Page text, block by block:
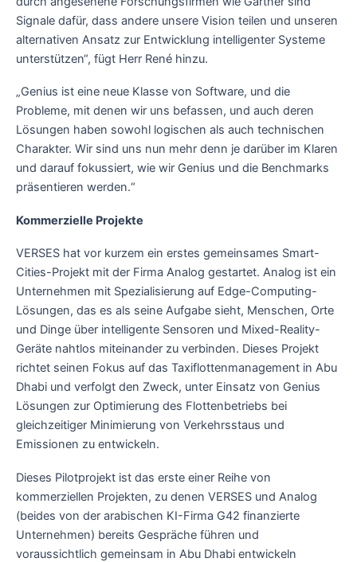
Signale dafür, dass andere unsere Vision teilen und unseren
alternativen Ansatz zur Entwicklung intelligenter Systeme
unterstützen“, fügt Herr René hinzu.
„Genius ist eine neue Klasse von Software, und die
Probleme, mit denen wir uns befassen, und auch deren
Lösungen haben sowohl logischen als auch technischen
Charakter. Wir sind uns nun mehr denn je darüber im Klaren
und darauf fokussiert, wie wir Genius und die Benchmarks
präsentieren werden.“
Kommerzielle Projekte
VERSES hat vor kurzem ein erstes gemeinsames Smart-
Cities-Projekt mit der Firma Analog gestartet. Analog ist ein
Unternehmen mit Spezialisierung auf Edge-Computing-
Lösungen, das es als seine Aufgabe sieht, Menschen, Orte
und Dinge über intelligente Sensoren und Mixed-Reality-
Geräte nahtlos miteinander zu verbinden. Dieses Projekt
richtet seinen Fokus auf das Taxiflottenmanagement in Abu
Dhabi und verfolgt den Zweck, unter Einsatz von Genius
Lösungen zur Optimierung des Flottenbetriebs bei
gleichzeitiger Minimierung von Verkehrsstaus und
Emissionen zu entwickeln.
Dieses Pilotprojekt ist das erste einer Reihe von
kommerziellen Projekten, zu denen VERSES und Analog
(beides von der arabischen KI-Firma G42 finanzierte
Unternehmen) bereits Gespräche führen und
voraussichtlich gemeinsam in Abu Dhabi entwickeln